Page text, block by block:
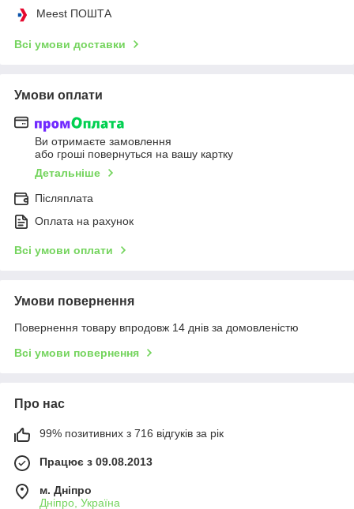
Meest ПОШТА
Всі умови доставки
Умови оплати
Ви отримаєте замовлення
або гроші повернуться на вашу картку
Детальніше
Післяплата
Оплата на рахунок
Всі умови оплати
Умови повернення
Повернення товару впродовж 14 днів за домовленістю
Всі умови повернення
Про нас
99% позитивних з 716 відгуків за рік
Працює з 09.08.2013
м. Дніпро
Дніпро, Україна